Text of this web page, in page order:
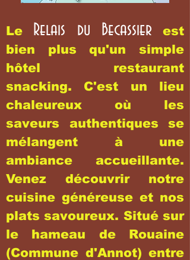
Le Relais du Becassier est
bien plus qu'un simple
hôtel restaurant
snacking. C'est un lieu
chaleureux où les
saveurs authentiques se
mélangent à une
ambiance accueillante.
Venez découvrir notre
cuisine généreuse et nos
plats savoureux. Situé sur
le hameau de Rouaine
(Commune d'Annot) entre